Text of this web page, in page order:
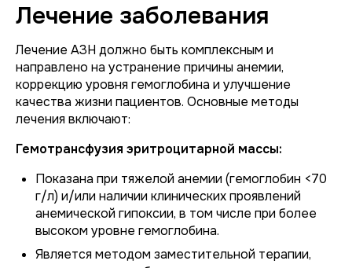
Лечение заболевания
Лечение АЗН должно быть комплексным и
направлено на устранение причины анемии,
коррекцию уровня гемоглобина и улучшение
качества жизни пациентов. Основные методы
лечения включают:
Гемотрансфузия эритроцитарной массы:
Показана при тяжелой анемии (гемоглобин <70
г/л) и/или наличии клинических проявлений
анемической гипоксии, в том числе при более
высоком уровне гемоглобина.
Является методом заместительной терапии,